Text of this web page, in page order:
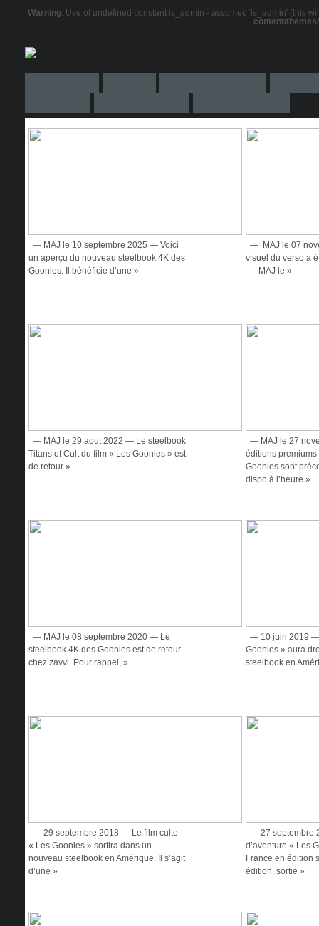
Warning: Use of undefined constant is_admin - assumed 'is_admin' (this
content/
— MAJ le 10 septembre 2025 — Voici
un aperçu du nouveau steelbook 4K des
Goonies. Il bénéficie d’une »
— MAJ le 07
visuel du verso a
— MAJ le »
— MAJ le 29 aout 2022 — Le steelbook
Titans of Cult du film « Les Goonies » est
de retour »
— MAJ le 27
éditions
Goonies sont
dispo à l’heure »
— MAJ le 08 septembre 2020 — Le
steelbook 4K des Goonies est de retour
chez zavvi. Pour rappel, »
— 10 juin 2019 —
Goonies » aura
steelbook en
— 29 septembre 2018 — Le film culte
« Les Goonies » sortira dans un
nouveau steelbook en Amérique. Il s’agit
d’une »
— 27 septembre
d’aventure « Les
France en édition
édition, sortie »